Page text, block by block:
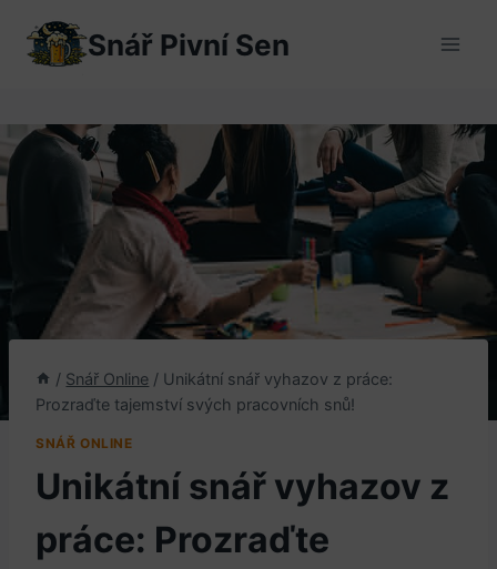
obsah
Snář Pivní Sen
/ Snář Online / Unikátní snář vyhazov z práce:
Prozraďte tajemství svých pracovních snů!
SNÁŘ ONLINE
Unikátní snář vyhazov z
práce: Prozraďte